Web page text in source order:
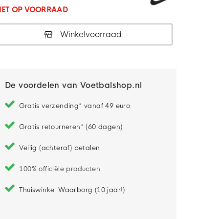
OP VOORRAAD
Winkelvoorraad
De voordelen van Voetbalshop.nl
Gratis verzending* vanaf 49 euro
Gratis retourneren* (60 dagen)
Veilig (achteraf) betalen
100% officiële producten
Thuiswinkel Waarborg (10 jaar!)